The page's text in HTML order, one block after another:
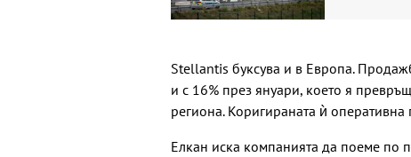
Stellantis буксува и в Европа.
и с 16% през януари, което я
региона. Коригираната ѝ
Елкан иска компанията да поеме по